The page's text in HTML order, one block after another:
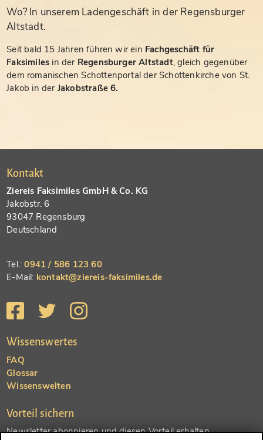
Wo? In unserem Ladengeschäft in der Regensburger
Altstadt.
Seit bald 15 Jahren führen wir ein Fachgeschäft für
Faksimiles in der Regensburger Altstadt, gleich gegenüber
dem romanischen Schottenportal der Schottenkirche von St.
Jakob in der Jakobstraße 6.
Kontakt
Ziereis Faksimiles GmbH & Co. KG
Jakobstr. 6
93047 Regensburg
Deutschland
Tel.:0941 / 586 123 60
E-Mail: kontakt@ziereis-faksimiles.de
Wissenswertes
FAQ
Glossar
Wissenswelten
Vorteil sichern
Newsletter abonnieren und diesen Vorteil erhalten